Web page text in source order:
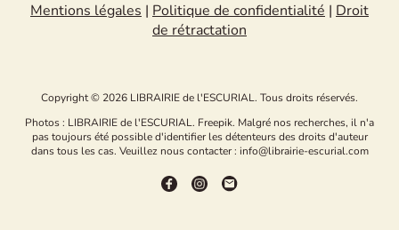
Mentions légales | Politique de confidentialité | Droit
de rétractation
Copyright © 2026 LIBRAIRIE de l'ESCURIAL. Tous droits réservés.
Photos : LIBRAIRIE de l'ESCURIAL. Freepik. Malgré nos recherches, il n'a
pas toujours été possible d'identifier les détenteurs des droits d'auteur
dans tous les cas. Veuillez nous contacter : info@librairie-escurial.com